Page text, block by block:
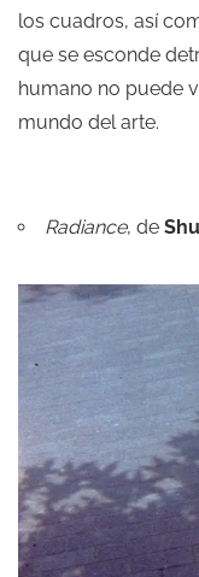
los cuadros, así
que se esconde
humano no puede
mundo del arte.
Radiance, de